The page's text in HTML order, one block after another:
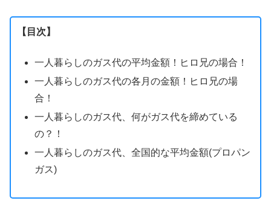
【目次】
一人暮らしのガス代の平均金額！ヒロ兄の場合！
一人暮らしのガス代の各月の金額！ヒロ兄の場
合！
一人暮らしのガス代、何がガス代を締めている
の？！
一人暮らしのガス代、全国的な平均金額(プロパン
ガス)